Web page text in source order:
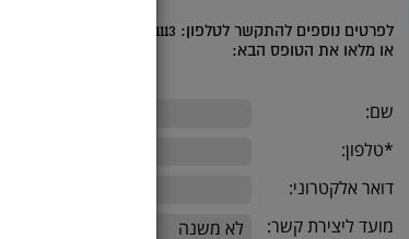
לפרטים נוספים להתקשר לטלפון: 08-9391113 בשעות הפעילות: ימי א'-ה : 9.00-14.00
או מלאו את הטופס הבא:
שם:
*טלפון:
דואר אלקטרוני:
מועד ליצירת קשר: